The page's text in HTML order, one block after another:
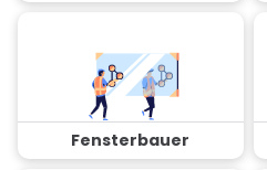
Fensterbauer